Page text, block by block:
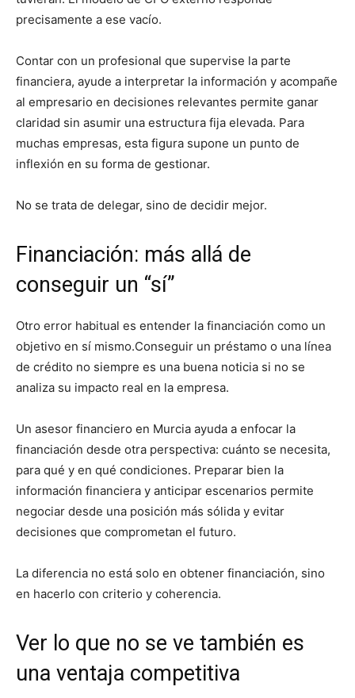
precisamente a ese vacío.
Contar con un profesional que supervise la parte
financiera, ayude a interpretar la información y acompañe
al empresario en decisiones relevantes permite ganar
claridad sin asumir una estructura fija elevada. Para
muchas empresas, esta figura supone un punto de
inflexión en su forma de gestionar.
No se trata de delegar, sino de decidir mejor.
Financiación: más allá de
conseguir un “sí”
Otro error habitual es entender la financiación como un
objetivo en sí mismo.Conseguir un préstamo o una línea
de crédito no siempre es una buena noticia si no se
analiza su impacto real en la empresa.
Un asesor financiero en Murcia ayuda a enfocar la
financiación desde otra perspectiva: cuánto se necesita,
para qué y en qué condiciones. Preparar bien la
información financiera y anticipar escenarios permite
negociar desde una posición más sólida y evitar
decisiones que comprometan el futuro.
La diferencia no está solo en obtener financiación, sino
en hacerlo con criterio y coherencia.
Ver lo que no se ve también es
una ventaja competitiva